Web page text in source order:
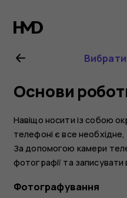
Посібник
Nokia
8.1
Основи
Навіщо носити із собою
телефоні є все
За допомогою камери
фотографії та записувати
Фотографування